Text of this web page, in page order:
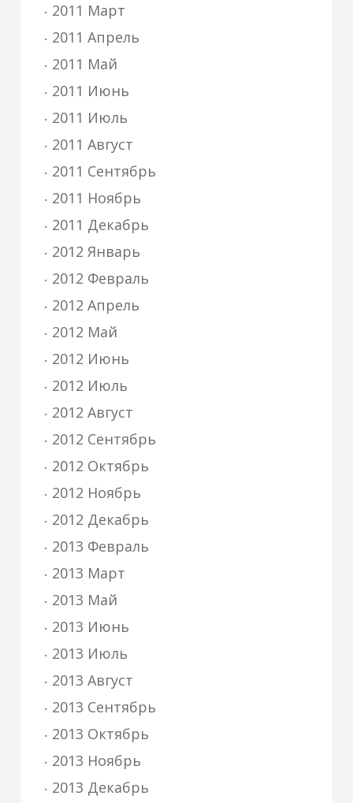
2011 Март
2011 Апрель
2011 Май
2011 Июнь
2011 Июль
2011 Август
2011 Сентябрь
2011 Ноябрь
2011 Декабрь
2012 Январь
2012 Февраль
2012 Апрель
2012 Май
2012 Июнь
2012 Июль
2012 Август
2012 Сентябрь
2012 Октябрь
2012 Ноябрь
2012 Декабрь
2013 Февраль
2013 Март
2013 Май
2013 Июнь
2013 Июль
2013 Август
2013 Сентябрь
2013 Октябрь
2013 Ноябрь
2013 Декабрь